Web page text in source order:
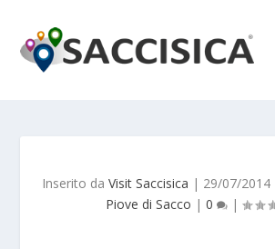
Inserito da Visit Saccisica | 29/07/2014
Piove di Sacco | 0 |